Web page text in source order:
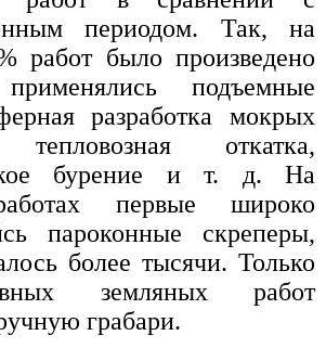
периодом. Так, на
работ было произведено
подъемные
разработка мокрых
тепловозная откатка,
бурение и т. д. На
первые широко
пароконные скреперы,
более тысячи. Только
земляных работ
грабари.